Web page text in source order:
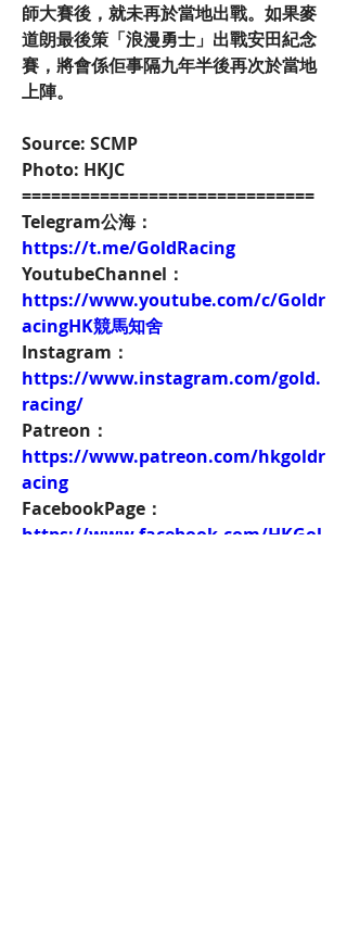
師大賽後，就未再於當地出戰。如果麥
道朗最後策「浪漫勇士」出戰安田紀念
賽，將會係佢事隔九年半後再次於當地
上陣。
Source: SCMP
Photo: HKJC
==============================
Telegram公海：
https://t.me/GoldRacing
YoutubeChannel：
https://www.youtube.com/c/Goldr
acingHK競馬知舍
Instagram：
https://www.instagram.com/gold.
racing/
Patreon：
https://www.patreon.com/hkgoldr
acing
FacebookPage：
https://www.facebook.com/HKGol